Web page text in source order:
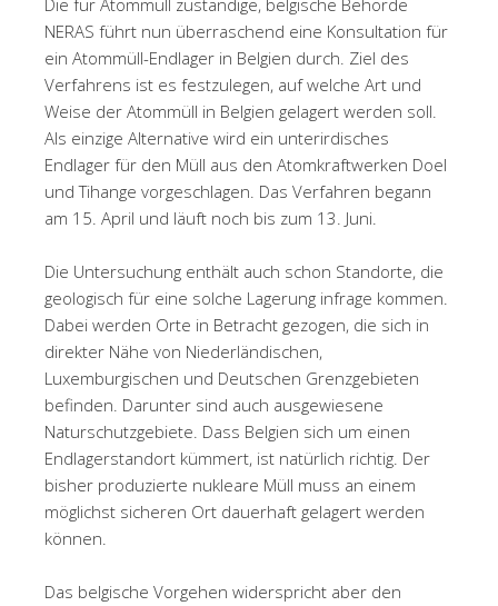
Die für Atommüll zuständige, belgische Behörde
NERAS führt nun überraschend eine Konsultation für
ein Atommüll-Endlager in Belgien durch. Ziel des
Verfahrens ist es festzulegen, auf welche Art und
Weise der Atommüll in Belgien gelagert werden soll.
Als einzige Alternative wird ein unterirdisches
Endlager für den Müll aus den Atomkraftwerken Doel
und Tihange vorgeschlagen. Das Verfahren begann
am 15. April und läuft noch bis zum 13. Juni.
Die Untersuchung enthält auch schon Standorte, die
geologisch für eine solche Lagerung infrage kommen.
Dabei werden Orte in Betracht gezogen, die sich in
direkter Nähe von Niederländischen,
Luxemburgischen und Deutschen Grenzgebieten
befinden. Darunter sind auch ausgewiesene
Naturschutzgebiete. Dass Belgien sich um einen
Endlagerstandort kümmert, ist natürlich richtig. Der
bisher produzierte nukleare Müll muss an einem
möglichst sicheren Ort dauerhaft gelagert werden
können.
Das belgische Vorgehen widerspricht aber den